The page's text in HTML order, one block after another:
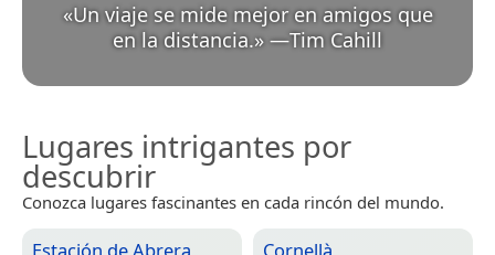
«Un viaje se mide mejor en amigos que
en la distancia.» —Tim Cahill
Lugares intrigantes por
descubrir
Conozca lugares fascinantes en cada rincón del mundo.